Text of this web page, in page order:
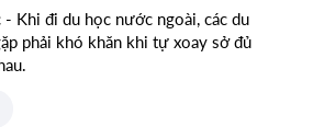
- Khi đi du học nước ngoài, các du
phải khó khăn khi tự xoay sở đủ